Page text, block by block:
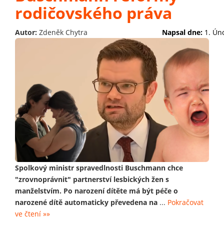
rodičovského práva
Autor: Zdeněk Chytra Napsal dne: 1.
Spolkový ministr spravedlnosti Buschmann chce
"zrovnoprávnit" partnerství lesbických žen s
manželstvím. Po narození dítěte má být péče o
narozené dítě automaticky převedena na ... Pokračovat
ve čtení »»